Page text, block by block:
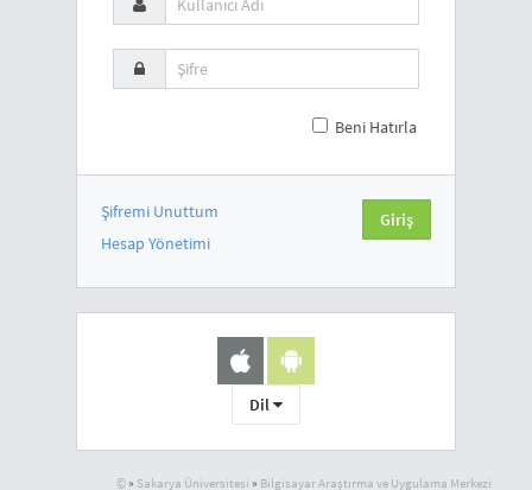
Beni Hatırla
Şifremi Unuttum
Hesap Yönetimi
Dil
©» Sakarya Üniversitesi » Bilgisayar Araştırma ve Uygulama Merkezi